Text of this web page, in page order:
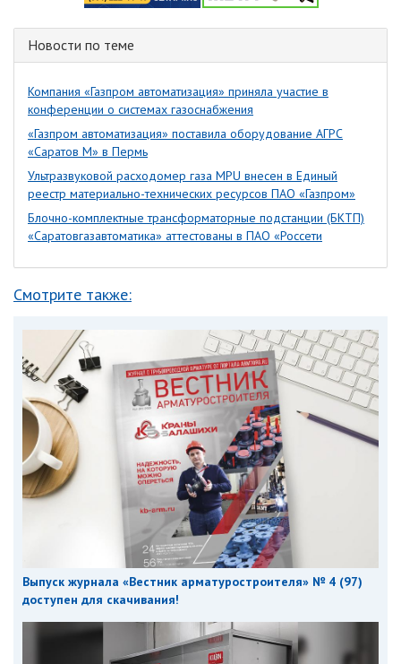
Новости по теме
Компания «Газпром автоматизация» приняла участие в
конференции о системах газоснабжения
«Газпром автоматизация» поставила оборудование АГРС
«Саратов М» в Пермь
Ультразвуковой расходомер газа MPU внесен в Единый
реестр материально-технических ресурсов ПАО «Газпром»
Блочно-комплектные трансформаторные подстанции (БКТП)
«Саратовгазавтоматика» аттестованы в ПАО «Россети
Смотрите также:
Выпуск журнала «Вестник арматуростроителя» № 4 (97)
доступен для скачивания!